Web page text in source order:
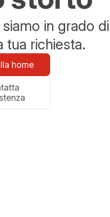
in grado di
tua richiesta.
home